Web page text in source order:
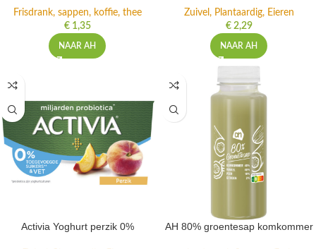
Frisdrank, sappen, koffie, thee
€1,35
NAAR AH
Zuivel, Plantaardig, Eieren
€2,29
NAAR AH
Activia Yoghurt perzik 0% AH 80% groentesap komkommer